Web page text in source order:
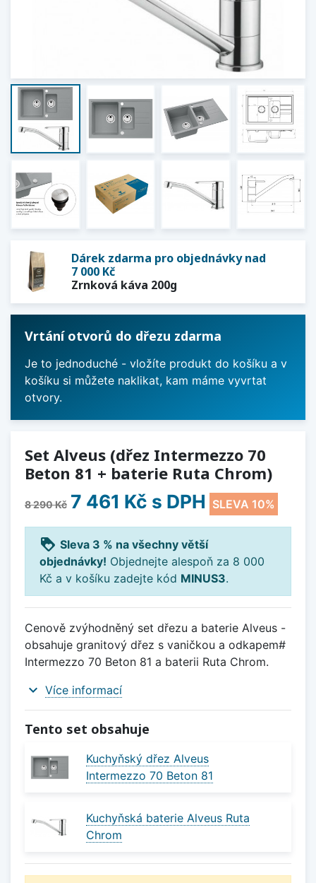
Dárek zdarma pro objednávky nad
7 000 Kč
Zrnková káva 200g
Vrtání otvorů do dřezu zdarma
Je to jednoduché - vložíte produkt do košíku a v
košíku si můžete naklikat, kam máme vyvrtat
otvory.
Set Alveus (dřez Intermezzo 70
Beton 81 + baterie Ruta Chrom)
8 290 Kč 7 461 Kč s DPH SLEVA 10%
loyalty Sleva 3 % na všechny větší
objednávky! Objednejte alespoň za 8 000
Kč a v košíku zadejte kód MINUS3.
Cenově zvýhodněný set dřezu a baterie Alveus -
obsahuje granitový dřez s vaničkou a odkapem#
Intermezzo 70 Beton 81 a baterii Ruta Chrom.
expand_more Více informací
Tento set obsahuje
Kuchyňský dřez Alveus
Intermezzo 70 Beton 81
Kuchyňská baterie Alveus Ruta
Chrom